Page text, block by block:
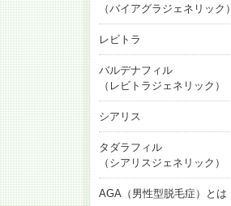
（バイアグラジェネリック）
レビトラ
バルデナフィル
（レビトラジェネリック）
シアリス
タダラフィル
（シアリスジェネリック）
AGA（男性型脱毛症）とは